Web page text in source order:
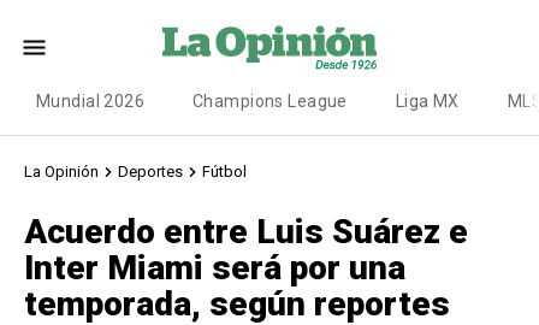
Mundial 2026 Champions League Liga MX
La Opinión Deportes Fútbol
Acuerdo entre Luis Suárez e
Inter Miami será por una
temporada, según reportes